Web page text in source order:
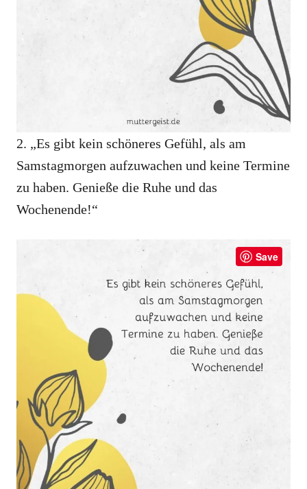
2. „Es gibt kein schöneres Gefühl, als am
Samstagmorgen aufzuwachen und keine Termine
zu haben. Genieße die Ruhe und das
Wochenende!“
Save